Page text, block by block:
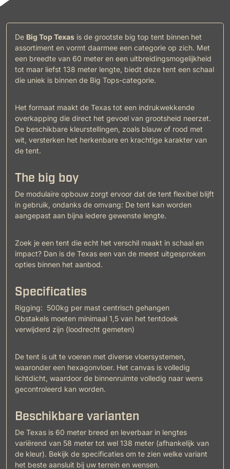
De Big Top Texas is de grootste big top tent binnen het
assortiment en vormt daarmee een categorie op zich. Met
een breedte van 60 meter en een uitbreidingsmogelijkheid
tot maar liefst 138 meter lengte, biedt deze tent een schaal
die uniek is binnen de Big Tops-categorie.
Het formaat maakt de Texas tot een indrukwekkende
overkapping die direct het gevoel van grootsheid neerzet.
De beschikbare kleurstellingen, zoals blauw of rood met
wit, versterken het herkenbare en krachtige karakter van
de tent.
The big boy
De modulaire opbouw zorgt ervoor dat de tent flexibel blijft
in gebruik, ondanks de omvang: De tent kan worden
aangepast aan bijna iedere gewenste lengte.
Zoek je een tent die echt het verschil maakt in schaal en
impact? Dan is de Texas een van de meest uitgesproken
opties binnen het aanbod.
Specificaties
Rigging: 500kg per mast centrisch gehangen
Obstakels moeten minimaal 1,5 van het tentdoek
verwijderd zijn (loodrecht gemeten)
De tent is uit te voeren met diverse vloersystemen,
waaronder een hexagonvloer. Het canvas is volledig
lichtdicht, waardoor de binnenruimte volledig naar wens
gecontroleerd kan worden.
Beschikbare varianten
De Texas is 60 meter breed en leverbaar in lengtes
variërend van 58 meter tot wel 138 meter (afhankelijk van
de kleur). Bekijk de specificaties om te zien welke variant
het beste aansluit bij uw terrein en wensen.